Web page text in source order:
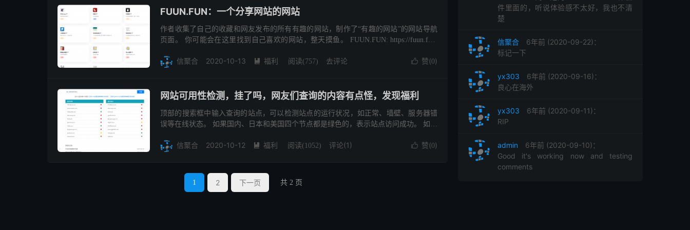
FUUN.FUN：一个分享网站的网站
作者收集了自己的收藏和网友发布的所有有趣的网站，制作了“有趣的网站”的网站导航
页面。 你可能会在这里找到自己喜欢的网站，整天摸鱼。 FUUN.FUN: https://fuun.fun/
 赞(0)
信聚合 2020-10-13  福利 阅读(757) 去评论
网站可用性检测，挂了吗，网友们查询的内容有点怪，发现福利
顶部的搜索框中输入查询的站点，可以检测站点的运行状况，如正常、墙壁、服务器错
误等在线状态。 如果国内、日本和美国四个节点都是绿色的，表示站点访问成功。 如果
上保...
 赞(0)
信聚合 2020-10-12  福利 阅读( 1052) 评论(1)
1 2 下一页 共 2 页
件里面的，听说体验感不太好，我也不清
楚
信聚合
6年前 (2020-09-22)：
标记一下
yx303
6年前 (2020-09-16)：
良心在海外
yx303
6年前 (2020-09-11)：
RIP
admin
6年前 (2020-09-10)：
Good it's working now and testing
comments